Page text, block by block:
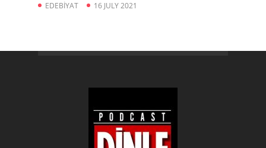
EDEBİYAT 16 JULY 2021